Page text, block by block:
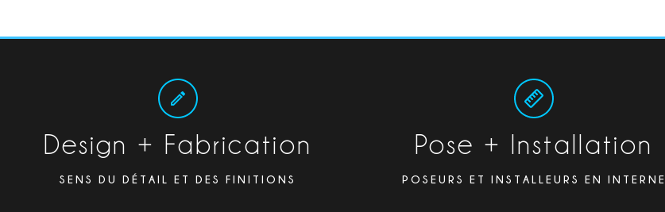
Design + Fabrication
SENS DU DÉTAIL ET DES FINITIONS
Pose + Installation
POSEURS ET INSTALLEURS EN INTERNE